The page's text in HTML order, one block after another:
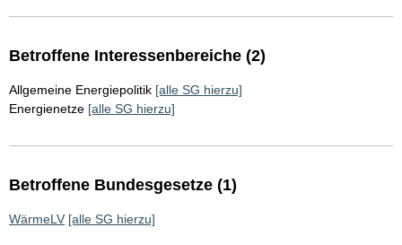
Betroffene Interessenbereiche (2)
Allgemeine Energiepolitik [alle SG hierzu]
Energienetze [alle SG hierzu]
Betroffene Bundesgesetze (1)
WärmeLV [alle SG hierzu]